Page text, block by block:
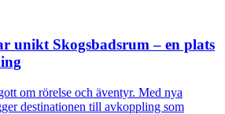
unikt Skogsbadsrum – en plats
om rörelse och äventyr. Med nya
destinationen till avkoppling som